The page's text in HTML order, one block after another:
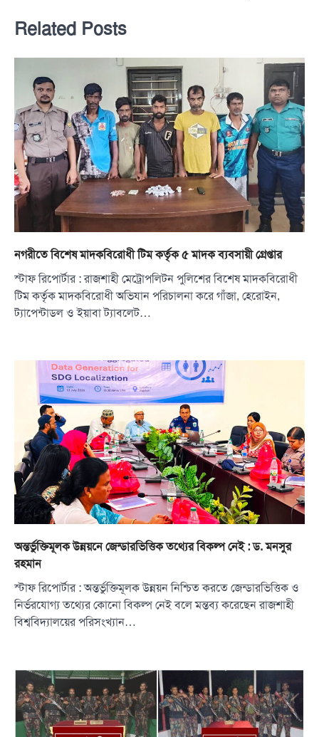
Related Posts
নগরীতে বিশেষ মাদকবিরোধী টিম কর্তৃক ৫ মাদক ব্যবসায়ী গ্রেপ্তার
স্টাফ রিপোর্টার : রাজশাহী মেট্রোপলিটন পুলিশের বিশেষ মাদকবিরোধী
টিম কর্তৃক মাদকবিরোধী অভিযান পরিচালনা করে গাঁজা, হেরোইন,
ট্যাপেন্টাডল ও ইয়াবা ট্যাবলেট…
অন্তর্ভুক্তিমূলক উন্নয়নে জেন্ডারভিত্তিক তথ্যের বিকল্প নেই : ড. মনসুর
রহমান
স্টাফ রিপোর্টার : অন্তর্ভুক্তিমূলক উন্নয়ন নিশ্চিত করতে জেন্ডারভিত্তিক ও
নির্ভরযোগ্য তথ্যের কোনো বিকল্প নেই বলে মন্তব্য করেছেন রাজশাহী
বিশ্ববিদ্যালয়ের পরিসংখ্যান…